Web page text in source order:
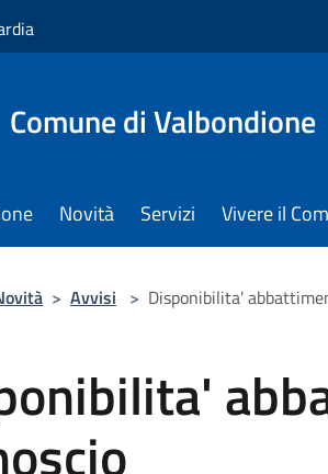
Comune di Valbondione
Novità Servizi Vivere il
> Avvisi > Disponibilita'